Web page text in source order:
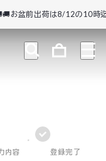
盆前出荷は8/12の10時迄
内容 登録完了